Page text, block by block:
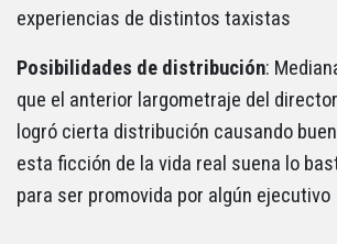
experiencias de distintos taxistas
Posibilidades de distribución:
que el anterior largometraje del
logró cierta distribución causando
esta ficción de la vida real suena lo
para ser promovida por algún ejecutivo